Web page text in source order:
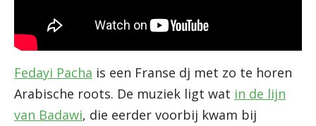
Fedayi Pacha is een Franse dj met zo te horen
Arabische roots. De muziek ligt wat in de lijn
van Badawi, die eerder voorbij kwam bij